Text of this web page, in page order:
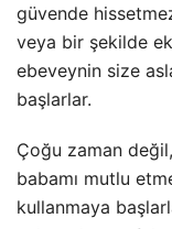
güvende
veya bir şekilde
ebeveynin size
başlarlar.
Çoğu zaman
babamı mutlu
kullanmaya